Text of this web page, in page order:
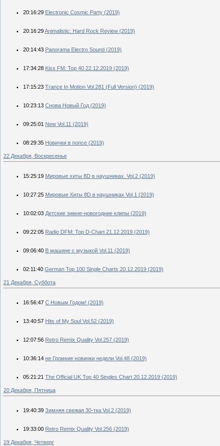
20:16:29 Electronic Cosmic Party (2019)
20:16:29Animalistic: Hard Rock Review (2019)
20:14:43 Panorama Electro Sound (2019)
17:34:28 Kiss FM: Top 40 22.12.2019 (2019)
17:15:23 Trance In Motion Vol.281 (Full Version) (2019)
10:23:13 Снова Новый Год (2019)
09:25:01 New Vol.11 (2019)
08:29:35 Новички в попсе (2019)
22 Декабря, Воскресенье
15:25:19 Мировые хиты 8D в наушниках. Vol.2 (2019)
10:27:25 Мировые Хиты 8D в наушниках Vol.1 (2019)
10:02:03 Детские зимне-новогодние клипы (2019)
09:22:05 Radio DFM: Top D-Chart 21.12.2019 (2019)
09:06:40 В машине с музыкой Vol.11 (2019)
02:11:40 German Top 100 Single Charts 20.12.2019 (2019)
21 Декабря, Суббота
16:56:47 С Новым Годом! (2019)
13:40:57 Hits of My Soul Vol.52 (2019)
12:07:56 Retro Remix Quality Vol.257 (2019)
10:36:14 не Громкие новинки недели Vol.48 (2019)
05:21:21 The Official UK Top 40 Singles Chart 20.12.2019 (2019)
20 Декабря, Пятница
19:40:39 Зимняя свежая 30-тка Vol.2 (2019)
19:33:00 Retro Remix Quality Vol.256 (2019)
19 Декабря, Четверг